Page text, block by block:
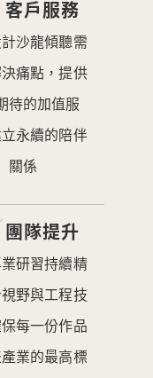
客戶服務
沙龍傾聽需
痛點，提供
待的加值服
永續的陪伴
關係
團隊提升
研習持續精
野與工程技
每一份作品
業的最高標